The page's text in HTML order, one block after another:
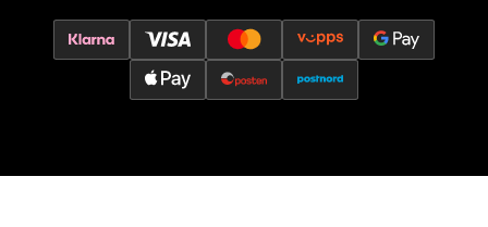
Velg